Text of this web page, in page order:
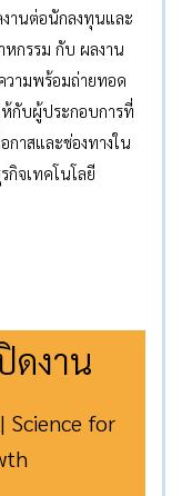
งานต่อนักลงทุนและ
หกรรม กับ ผลงาน
วามพร้อมถ่ายทอด
ห้กับผู้ประกอบการที่
กาสและช่องทางใน
กิจเทคโนโลยี
ดงาน
Science for